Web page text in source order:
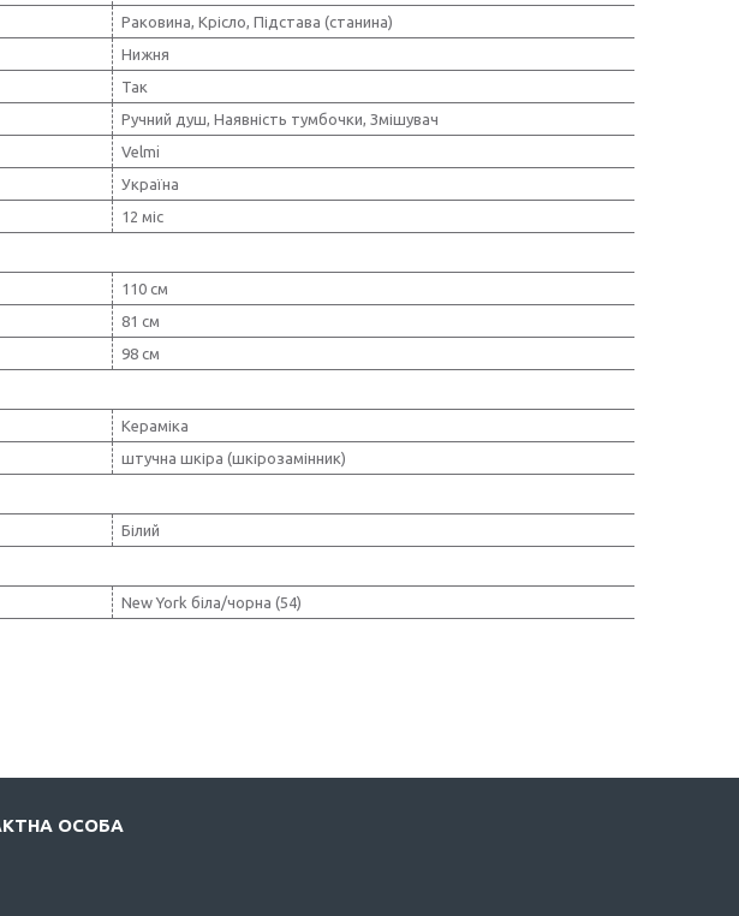
Раковина, Крісло, Підстава (станина)
Нижня
Так
Ручний душ, Наявність тумбочки, Змішувач
Velmi
Україна
12 міс
110 см
81 см
98 см
Кераміка
штучна шкіра (шкірозамінник)
Білий
New York біла/чорна (54)